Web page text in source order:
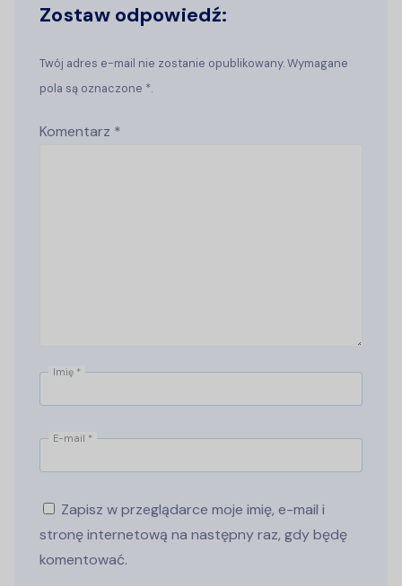
Zostaw odpowiedź:
Twój adres e-mail nie zostanie opublikowany. Wymagane
pola są oznaczone *.
Komentarz *
Imię *
E-mail *
Zapisz w przeglądarce moje imię, e-mail i
stronę internetową na następny raz, gdy będę
komentować.